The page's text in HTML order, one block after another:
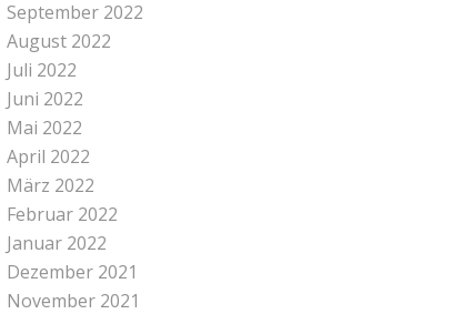
September 2022
August 2022
Juli 2022
Juni 2022
Mai 2022
April 2022
März 2022
Februar 2022
Januar 2022
Dezember 2021
November 2021